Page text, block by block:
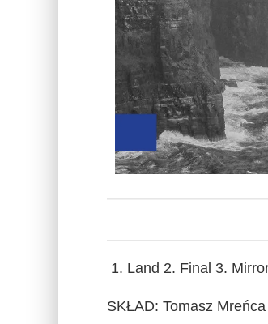
1. Land 2. Final 3.
SKŁAD: Tomasz